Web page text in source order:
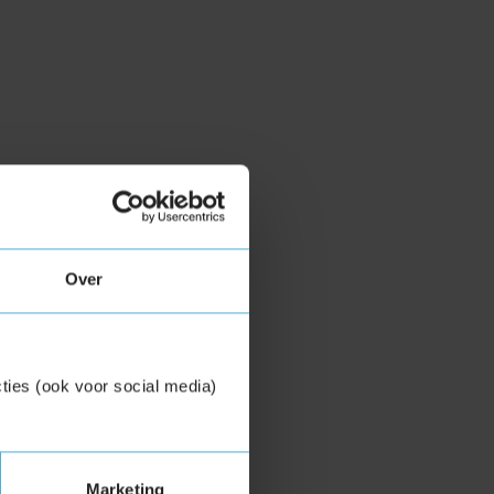
Over
(ook voor social media)
Marketing